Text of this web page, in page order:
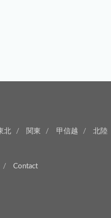
北 関東 甲信越 北陸
Contact